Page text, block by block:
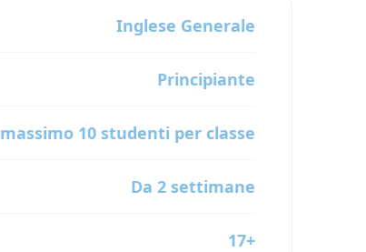
Inglese Generale
Principiante
massimo 10 studenti per classe
Da 2 settimane
17+